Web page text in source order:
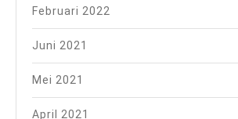
Februari 2022
Juni 2021
Mei 2021
April 2021